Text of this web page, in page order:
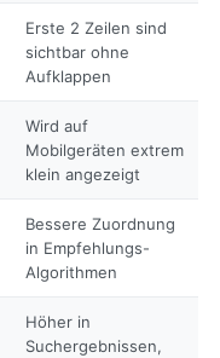
Erste 2 Zeilen sind
sichtbar ohne
Aufklappen
Wird auf
Mobilgeräten extrem
klein angezeigt
Bessere Zuordnung
in Empfehlungs-
Algorithmen
Höher in
Suchergebnissen,